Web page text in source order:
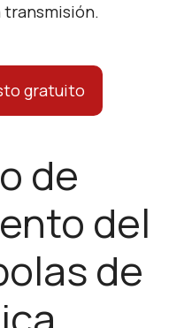
transmisión.
gratuito
de
del
de